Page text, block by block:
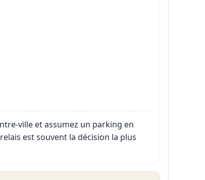
ville et assumez un parking en
est souvent la décision la plus